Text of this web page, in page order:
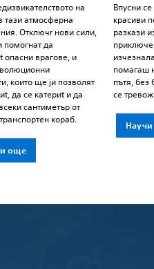
на
тази атмосферна
Отключr нови сили,
помогнат да
опасни врагове, и
които ще jи позволят
да се катериt и да
сантиметър от
кораб.
още
Впусни
красиви
разкази
помагаш
пътя, без
се